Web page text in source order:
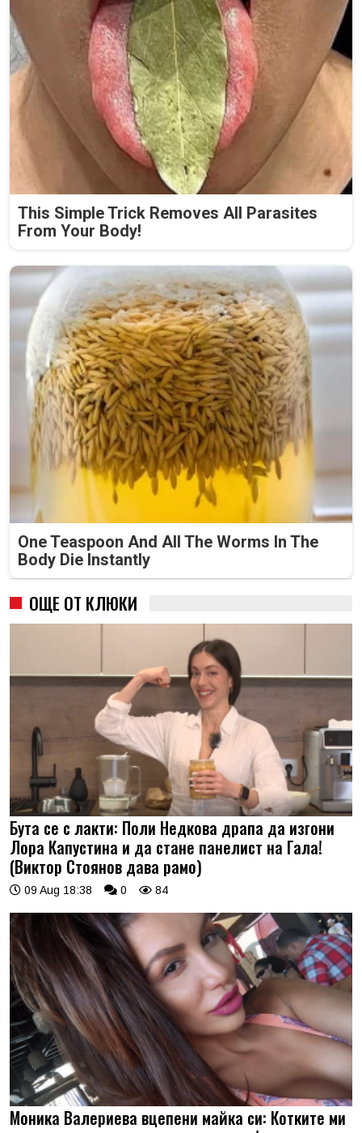
This Simple Trick Removes All Parasites
From Your Body!
One Teaspoon And All The Worms In The
Body Die Instantly
ОЩЕ ОТ КЛЮКИ
Бута се с лакти: Поли Недкова драпа да изгони
Лора Капустина и да стане панелист на Гала!
(Виктор Стоянов дава рамо)
09 Aug 18:38 0 84
Моника Валериева вцепени майка си: Котките ми